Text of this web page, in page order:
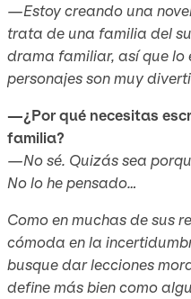
—Estoy creando una
trata de una familia del
drama familiar, así que lo
personajes son muy
—¿Por qué necesitas
familia?
—No sé. Quizás sea
No lo he pensado…
Como en muchas de sus
cómoda en la
busque dar lecciones
define más bien como